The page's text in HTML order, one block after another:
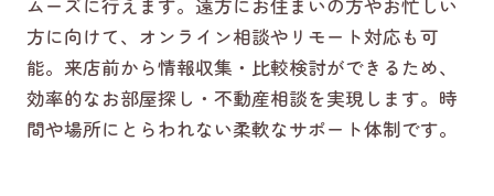
ムーズに行えます。遠方にお住まいの方やお忙しい
方に向けて、オンライン相談やリモート対応も可
能。来店前から情報収集・比較検討ができるため、
効率的なお部屋探し・不動産相談を実現します。時
間や場所にとらわれない柔軟なサポート体制です。